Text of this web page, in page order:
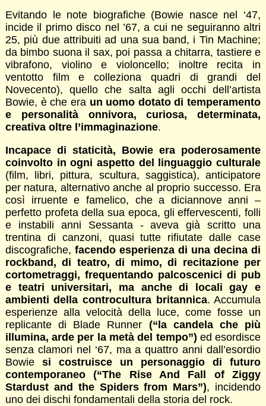
Evitando le note biografiche (Bowie nasce nel ‘47,
incide il primo disco nel ’67, a cui ne seguiranno altri
25, più due attribuiti ad una sua band, i Tin Machine;
da bimbo suona il sax, poi passa a chitarra, tastiere e
vibrafono, violino e violoncello; inoltre recita in
ventotto film e colleziona quadri di grandi del
Novecento), quello che salta agli occhi dell’artista
Bowie, è che era un uomo dotato di temperamento
e personalità onnivora, curiosa, determinata,
creativa oltre l’immaginazione.
Incapace di staticità, Bowie era poderosamente
coinvolto in ogni aspetto del linguaggio culturale
(film, libri, pittura, scultura, saggistica), anticipatore
per natura, alternativo anche al proprio successo. Era
così irruente e famelico, che a diciannove anni –
perfetto profeta della sua epoca, gli effervescenti, folli
e instabili anni Sessanta - aveva già scritto una
trentina di canzoni, quasi tutte rifiutate dalle case
discografiche, facendo esperienza di una decina di
rockband, di teatro, di mimo, di recitazione per
cortometraggi, frequentando palcoscenici di pub
e teatri universitari, ma anche di locali gay e
ambienti della controcultura britannica. Accumula
esperienze alla velocità della luce, come fosse un
replicante di Blade Runner (“la candela che più
illumina, arde per la metà del tempo”) ed esordisce
senza clamori nel ‘67, ma a quattro anni dall’esordio
Bowie si costruisce un personaggio di futuro
contemporaneo (“The Rise And Fall of Ziggy
Stardust and the Spiders from Mars”), incidendo
uno dei dischi fondamentali della storia del rock.